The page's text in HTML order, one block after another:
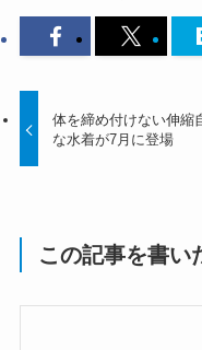
体を締め付けない伸縮
な水着が7月に登場
この記事を書い